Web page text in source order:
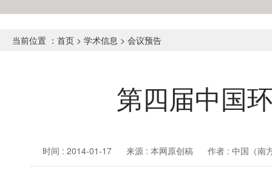
当前位置 ： 首页 > 学术信息 > 会议预告
第四届中国
时间 : 2014-01-17 来源 : 本网原创稿 作者 : 中国（南